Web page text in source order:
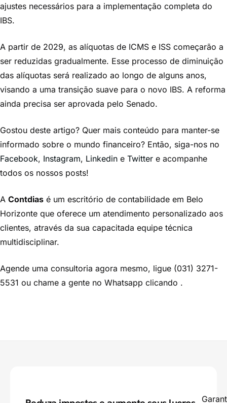
ajustes necessários para a implementação completa do
IBS.
A partir de 2029, as alíquotas de ICMS e ISS começarão a
ser reduzidas gradualmente. Esse processo de diminuição
das alíquotas será realizado ao longo de alguns anos,
visando a uma transição suave para o novo IBS. A reforma
ainda precisa ser aprovada pelo Senado.
Gostou deste artigo? Quer mais conteúdo para manter-se
informado sobre o mundo financeiro? Então, siga-nos no
Facebook, Instagram, Linkedin e Twitter e acompanhe
todos os nossos posts!
A Contdias é um escritório de contabilidade em Belo
Horizonte que oferece um atendimento personalizado aos
clientes, através da sua capacitada equipe técnica
multidisciplinar.
Agende uma consultoria agora mesmo, ligue (031) 3271-
5531 ou chame a gente no Whatsapp clicando .